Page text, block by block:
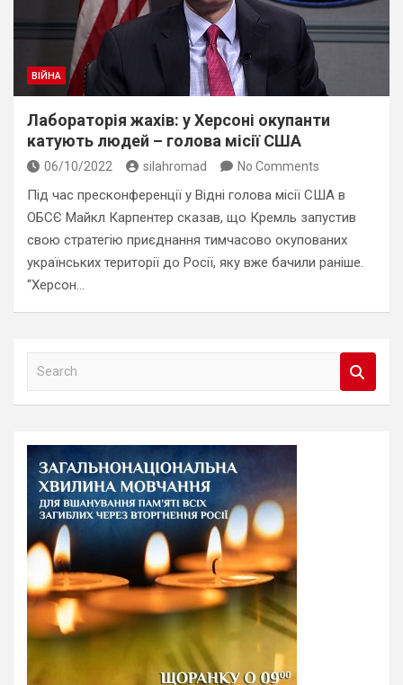
ВІЙНА
Лабораторія жахів: у Херсоні окупанти
катують людей – голова місії США
06/10/2022 silahromad No Comments
Під час пресконференції у Відні голова місії США в
ОБСЄ Майкл Карпентер сказав, що Кремль запустив
свою стратегію приєднання тимчасово окупованих
українських території до Росії, яку вже бачили раніше.
“Херсон…
a